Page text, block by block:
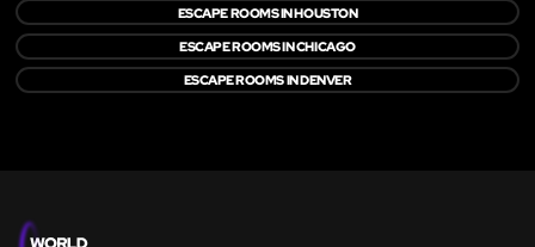
ESCAPE ROOMS IN HOUSTON
ESCAPE ROOMS IN CHICAGO
ESCAPE ROOMS IN DENVER